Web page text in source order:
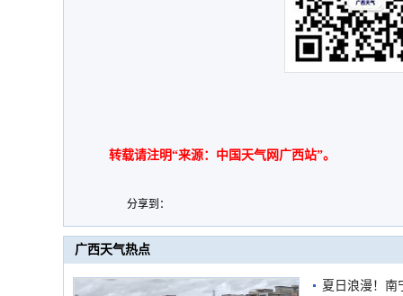
转载请注明“来源：中国天气网广西站”。
分享到：
广西天气热点
夏日浪漫！南